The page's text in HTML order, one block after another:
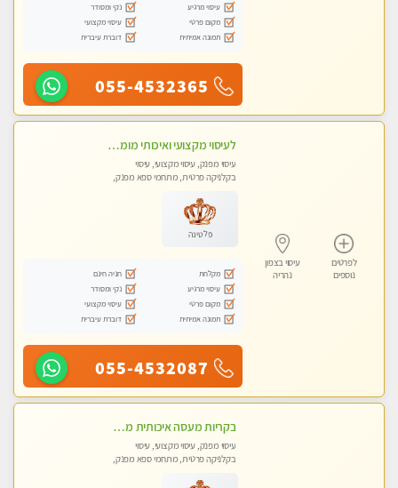
עיסוי מרגיע
נקי ומסודר
מקום פרטי
עיסוי מקצועי
תמונה אמיתית
דוברת עיברית
055-4532365
לפרטים
נוספים
עיסוי בצפון
נהריה
לעיסוי מקצועי ואיכותי מומלץ מאוד!! ממתינה לך שתגיע לנהריה מעסה פרטית
עיסוי מפנק, עיסוי מקצועי, עיסוי
בקלניקה פרטית, מתחמי ספא מפנק,
פלטינה
מקלחת
חניה חינם
עיסוי מרגיע
נקי ומסודר
מקום פרטי
עיסוי מקצועי
תמונה אמיתית
דוברת עיברית
055-4532087
בקריות מעסה איכותית מפנקת ומקצועית עיסוי חלומי ..... ללא מין !!
עיסוי מפנק, עיסוי מקצועי, עיסוי
בקלניקה פרטית, מתחמי ספא מפנק,